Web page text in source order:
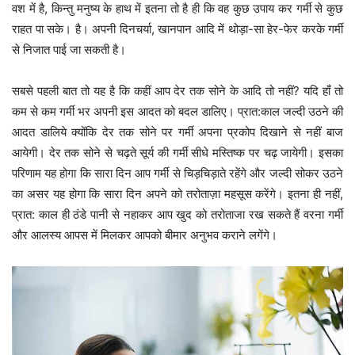
वश में है, किन्तु मनुष्य के हाथ में इतना तो है ही कि वह कुछ उपाय कर गर्मी से कुछ
राहत पा सके। है। अपनी दिनचर्या, खानपान आदि में थोड़ा-सा हेर-फेर करके गर्मी
से निजात पाई जा सकती है।
सबसे पहली बात तो यह है कि कहीं आप देर तक सोने के आदि तो नहीं? यदि हाँ तो
कम से कम गर्मी भर अपनी इस आदत को बदल डालिए। प्रात:काल जल्दी उठने की
आदत डालिये क्योंकि देर तक सोने पर गर्मी अपना प्रकोप दिखाने से नहीं बाज
आयेगी। देर तक सोने से चढ़ते सूर्य की गर्मी सीधे मस्तिष्क पर चढ़ जायेगी। इसका
परिणाम यह होगा कि सारा दिन आप गर्मी से चिड़चिड़ाते रहेंगे और जल्दी सोकर उठने
का असर यह होगा कि सारा दिन अपने को तरोताज़ा महसूस करेंगे। इतना ही नहीं,
प्रात: काल ही ठंडे पानी से नहाकर आप खुद को तरोताजा रख सकते हैं वरना गर्मी
और आलस्य आपस में मिलकर आपको बीमार अनुभव कराने लगेंगे।